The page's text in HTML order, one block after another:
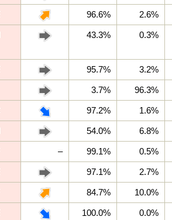
96.6% 2.6%
43.3% 0.3%
95.7% 3.2%
3.7% 96.3%
97.2% 1.6%
54.0% 6.8%
– 99.1% 0.5%
97.1% 2.7%
84.7% 10.0%
100.0% 0.0%